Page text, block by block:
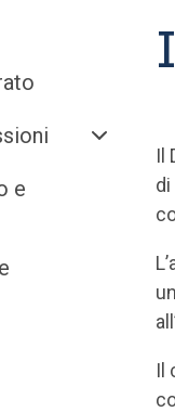
e
Il
Il